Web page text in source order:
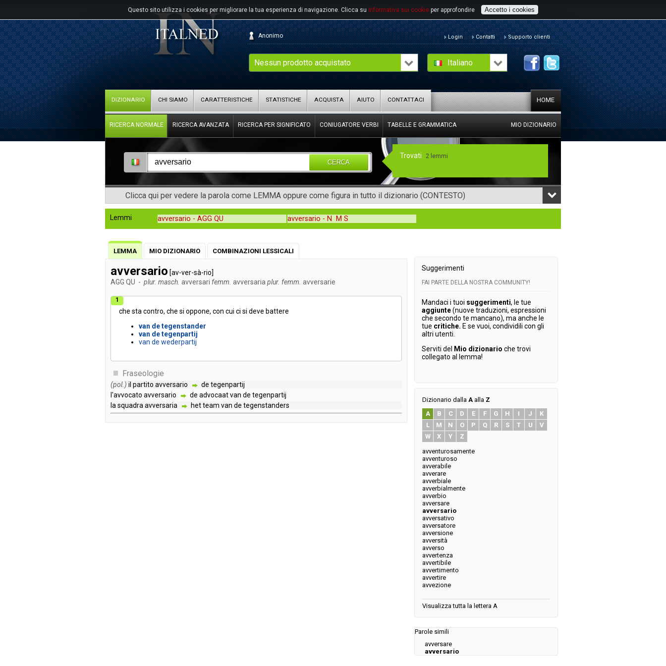
Questo sito utilizza i cookies per migliorare la tua esperienza di navigazione. Clicca su Informativa sui cookie per approfondire Accetto i cookies
Italiano
Nessun prodotto acquistato
Anonimo Login Contatti Supporto clienti
HOME
DIZIONARIO CHI SIAMO CARATTERISTICHE STATISTICHE ACQUISTA AIUTO CONTATTACI
RICERCA NORMALE RICERCA AVANZATA RICERCA PER SIGNIFICATO CONIUGATORE VERBI TABELLE E GRAMMATICA MIO DIZIONARIO
CERCA
Clicca qui per vedere la parola come LEMMA oppure come figura in tutto il dizionario (CONTESTO)
Trovati 2 lemmi
Lemmi avversario - AGG QU avversario - N M S
LEMMA MIO DIZIONARIO COMBINAZIONI LESSICALI
avversario [av-ver-sà-rio]
AGG QU - plur. masch. avversari femm. avversaria plur. femm. avversarie
1
che sta contro, che si oppone, con cui ci si deve battere
van detegenstander
van detegenpartij
van de wederpartij
Fraseologie
(pol.) il partito avversario de tegenpartij
l'avvocato avversario de advocaatvan de tegenpartij
la squadra avversaria hetteam van de tegenstanders
Suggerimenti
FAI PARTE DELLA NOSTRA COMMUNITY!
Mandaci i tuoi suggerimenti, le tue
aggiunte(nuove traduzioni, espressioni
che secondo te mancano), ma anche le
tue critiche. E se vuoi, condividili con gli
altri utenti.
Serviti del
Mio dizionario che trovi
collegato al lemma!
Dizionario dalla A alla Z
A
B C D E F G H I J
K
L
M N O P Q R S T U
V
W
X Y
Z
avventurosamente
avventuroso
avverabile
avverare
avverbiale
avverbialmente
avverbio
avversare
avversario
avversativo
avversatore
avversione
avversità
avverso
avvertenza
avvertibile
avvertimento
avvertire
avvezione
Visualizza tutta la lettera A
Parole simili
avversare
avversario